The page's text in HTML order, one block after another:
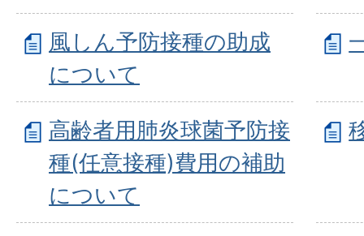
風しん予防接種の助成
について
高齢者用肺炎球菌予防接
種(任意接種)費用の補助
について